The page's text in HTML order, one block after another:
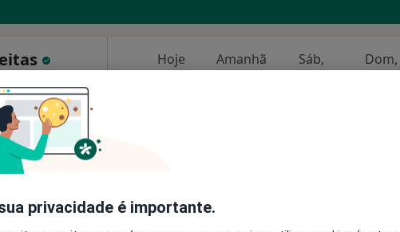
Serviço gratuito
Hoje Amanhã Sáb, Dom,
privacidade é importante.